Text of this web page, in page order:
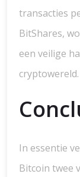
transacties
BitShares,
een veilige
cryptowereld.
In essentie
Bitcoin twee